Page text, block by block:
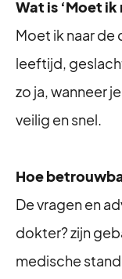
Wat is ‘Moet
Moet ik naar de
leeftijd,
zo ja, wanneer
veilig en snel.
Hoe
De vragen en
dokter? zijn
medische